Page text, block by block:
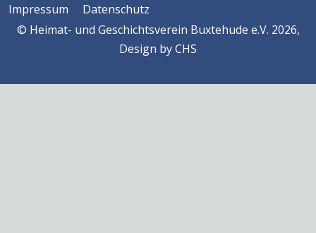
Impressum
Datenschutz
© Heimat- und Geschichtsverein Buxtehude e.V. 2026,
Design byCHS